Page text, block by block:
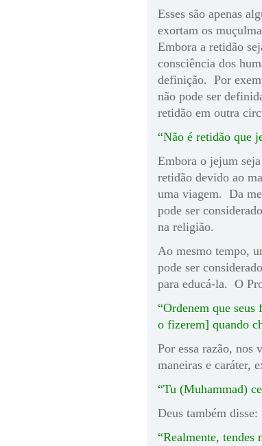
Esses são apenas
exortam os
Embora a retidão
consciência dos
definição. Por
não pode ser
retidão em outra
“Não é retidão que
Embora o jejum
retidão devido ao
uma viagem. Da
pode ser
na religião.
Ao mesmo tempo,
pode ser
para educá-la. O
“Ordenem que
o fizerem] quando
Por essa razão, nos
maneiras e caráter,
“Tu (Muhammad)
Deus também disse:
“Realmente, tendes